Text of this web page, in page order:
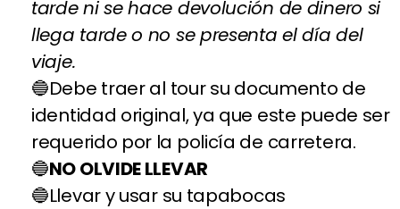
tarde ni se hace devolución de dinero si
llega tarde o no se presenta el día del
viaje.
Debe traer al tour su documento de
identidad original, ya que este puede ser
requerido por la policía de carretera.
NO OLVIDE LLEVAR
Llevar y usar su tapabocas